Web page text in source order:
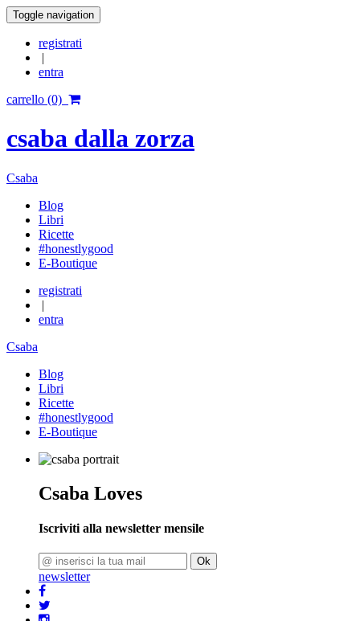
Toggle navigation
registrati
|
entra
carrello (0)
csaba dalla zorza
Csaba
Blog
Libri
Ricette
#honestlygood
E-Boutique
registrati
|
entra
Csaba
Blog
Libri
Ricette
#honestlygood
E-Boutique
Csaba Loves
Iscriviti alla newsletter mensile
Ok
newsletter